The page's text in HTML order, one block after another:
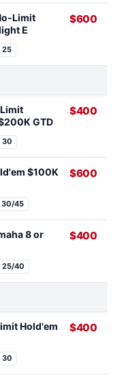
Limit
E
25
$600
GTD
30
$400
$100K
30/45
$600
8 or
25/40
$400
Hold'em
30
$400